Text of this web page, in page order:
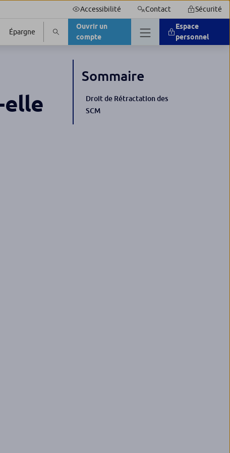
Accessibilité Contact Sécurité
Épargne
Ouvrir un
compte
Espace
personnel
elle
Sommaire
Droit de Rétractation des
SCM